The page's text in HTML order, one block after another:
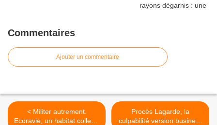
Commentaires
Ajouter un commentaire
< Militer autrement.
Ecoravie, un habitat collectif
Procès Lagarde, la
culpabilité version business